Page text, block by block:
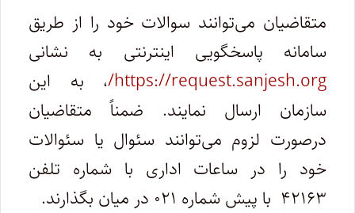
متقاضیان می‌توانند سوالات خود را از طریق
سامانه پاسخگویی اینترنتی به نشانی
https://request.sanjesh.org/ ، به این
سازمان ارسال نمایند. ضمناً متقاضیان
درصورت لزوم می‌توانند سئوال یا سئوالات
خود را در ساعات اداری با شماره ‌تلفن
‌۴۲۱۶۳ با پیش شماره ۰۲۱ در میان بگذارند.